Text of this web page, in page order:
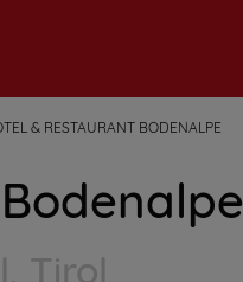
& RESTAURANT BODENALPE
Tirol